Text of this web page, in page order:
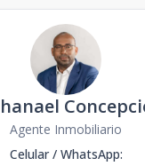
Agente Inmobiliario
Celular / WhatsApp: